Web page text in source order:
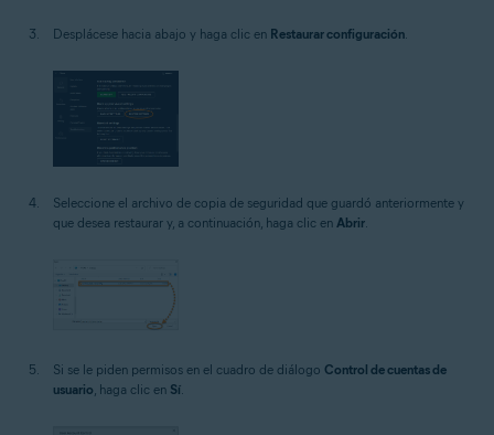
Desplácese hacia abajo y haga clic en Restaurar configuración.
Seleccione el archivo de copia de seguridad que guardó anteriormente y
que desea restaurar y, a continuación, haga clic en Abrir
Si se le piden permisos en el cuadro de diálogo Control de cuentas de
usuario, haga clic en Sí.